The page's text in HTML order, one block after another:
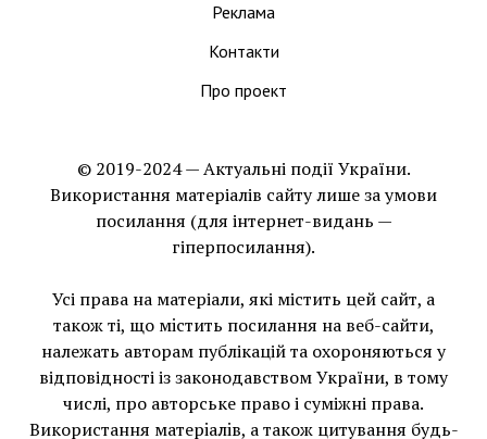
Реклама
Контакти
Про проект
© 2019-2024 — Актуальні події України.
Використання матеріалів сайту лише за умови
посилання (для інтернет-видань —
гіперпосилання).
Усі права на матеріали, які містить цей сайт, а
також ті, що мiстить посилання на веб-сайти,
належать авторам публікацій та охороняються у
відповідності із законодавством України, в тому
числі, про авторське право і суміжні права.
Використання матерiалiв, а також цитування будь-